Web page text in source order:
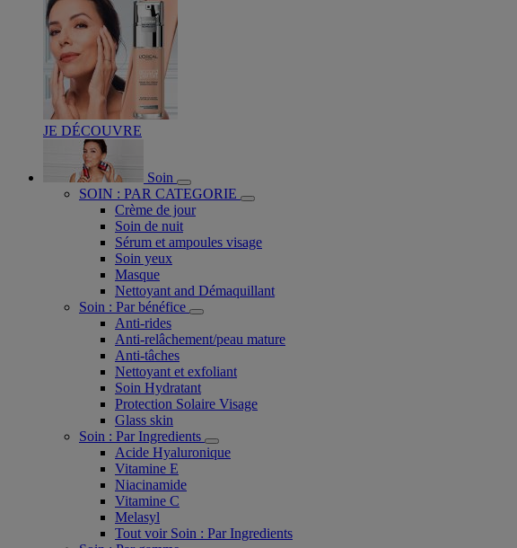
JE DÉCOUVRE
Soin
SOIN : PAR CATEGORIE
Crème de jour
Soin de nuit
Sérum et ampoules visage
Soin yeux
Masque
Nettoyant and Démaquillant
Soin : Par bénéfice
Anti-rides
Anti-relâchement/peau mature
Anti-tâches
Nettoyant et exfoliant
Soin Hydratant
Protection Solaire Visage
Glass skin
Soin : Par Ingredients
Acide Hyaluronique
Vitamine E
Niacinamide
Vitamine C
Melasyl
Tout voir Soin : Par Ingredients